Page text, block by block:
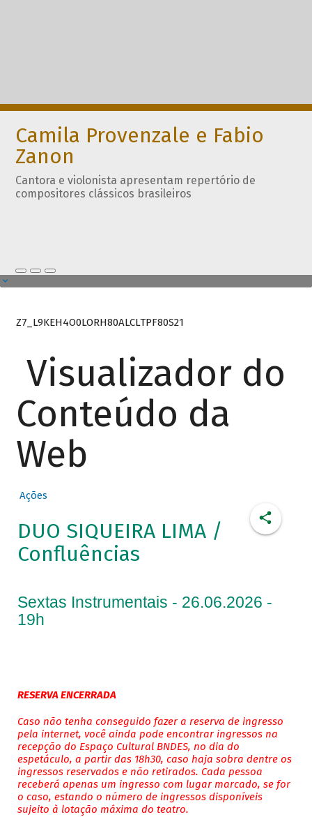
Camila Provenzale e Fabio
Zanon
Cantora e violonista apresentam repertório de
compositores clássicos brasileiros
Z7_L9KEH4O0LORH80ALCLTPF80S21
Visualizador do
Conteúdo da
Web
Ações
DUO SIQUEIRA LIMA /
Confluências
Sextas Instrumentais - 26.06.2026 -
19h
RESERVA ENCERRADA
Caso não tenha conseguido fazer a reserva de ingresso
pela internet, você ainda pode encontrar ingressos na
recepção do Espaço Cultural BNDES, no dia do
espetáculo, a partir das 18h30, caso haja sobra dentre os
ingressos reservados e não retirados. Cada pessoa
receberá apenas um ingresso com lugar marcado, se for
o caso, estando o número de ingressos disponíveis
sujeito à lotação máxima do teatro.